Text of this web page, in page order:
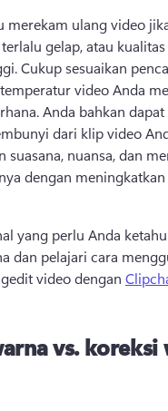
merekam ulang video
gelap, atau
Cukup sesuaikan
video Anda
Anda bahkan
dari klip video
suasana, nuansa, dan
dengan
yang perlu Anda
dan pelajari cara
video dengan
vs. koreksi